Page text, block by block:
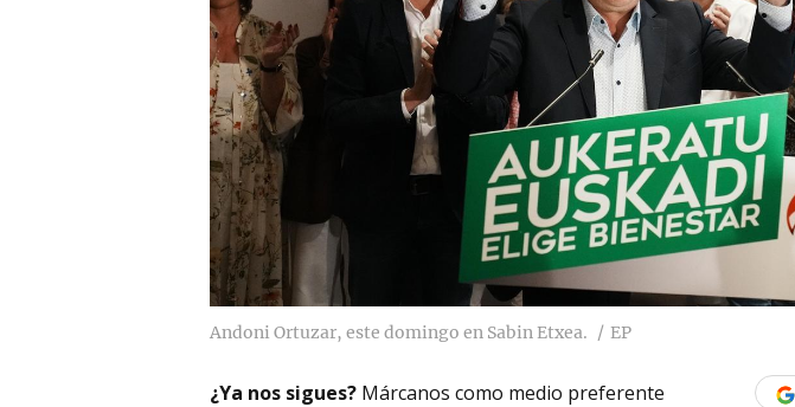
Andoni Ortuzar, este domingo en Sabin Etxea. EP
¿Ya nos sigues? Márcanos como medio preferente